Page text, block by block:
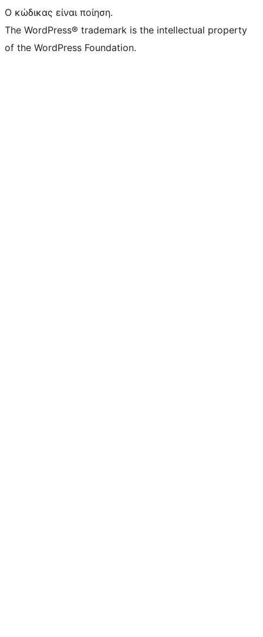
Ο κώδικας είναι ποίηση.
The WordPress® trademark is the intellectual property
of the WordPress Foundation.